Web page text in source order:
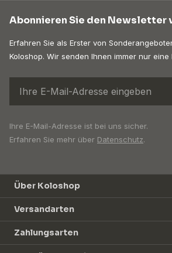
Abonnieren Sie den Newsletter
Erfahren Sie als Erster von
Koloshop. Wir senden Ihnen immer nur eine
Ihre E-Mail-Adresse ist bei uns sicher.
Erfahren Sie mehr über Datenschutz.
Über Koloshop
Versandarten
Zahlungsarten